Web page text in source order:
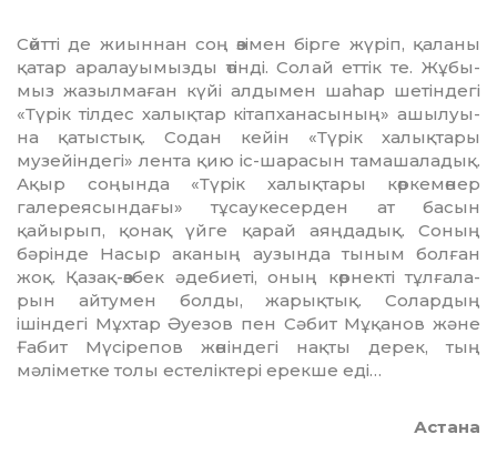
Сөйтті де жиыннан соң өзімен бірге жүріп, қаланы
қатар аралауы­мызды өтінді. Солай еттік те. Жұ­бы­
мыз жазылмаған күйі алдымен шаһар шетіндегі
«Түрік тілдес ха­лық­тар кітапханасының» ашылуы­
на қатыстық. Содан кейін «Түрік халықтары
музейіндегі» лента қию іс-шарасын тамашаладық.
Ақыр соңында «Түрік халықтары көрке­м­ө­нер
галереясындағы» тұсауке­сер­ден ат басын
қайырып, қонақ үйге қарай аяңдадық. Соның
бәрінде Насыр аканың аузында тыным болған
жоқ. Қазақ-өзбек әде­биеті, оның көрнекті тұлғала­
рын айтумен болды, жарықтық. Солардың
ішіндегі Мұхтар Әуезов пен Сәбит Мұқанов және
Ғабит Мү­сірепов жөніндегі нақты дерек, тың
мәліметке толы естеліктері ерекше еді…
Астана